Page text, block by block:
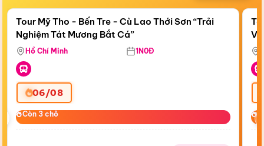
Còn23:27:01
Tour Mỹ Tho - Bến Tre - Cù Lao Thới Sơn “Trải
Nghiệm Tát Mương Bắt Cá”
Hồ Chí Minh 1N0Đ
06/08
Còn 3 chỗ
Còn 3 chỗ